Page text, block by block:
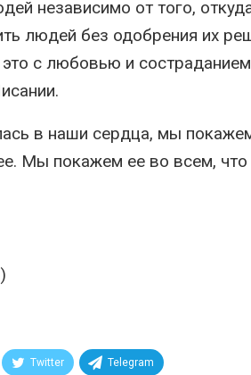
независимо от того,
людей без одобрения их
с любовью и
в наши сердца, мы
Мы покажем ее во всем,
Twitter Telegram